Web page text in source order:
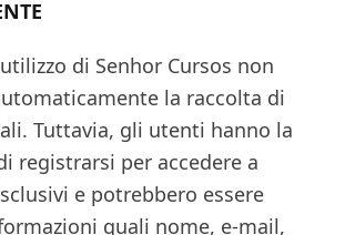
di Senhor Cursos non
la raccolta di
Tuttavia, gli utenti hanno la
registrarsi per accedere a
e potrebbero essere
quali nome, e-mail,